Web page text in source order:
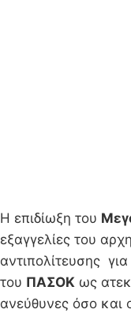
Η επιδίωξη του
εξαγγελίες του
αντιπολίτευσης
του ΠΑΣΟΚ ως
ανεύθυνες όσο και